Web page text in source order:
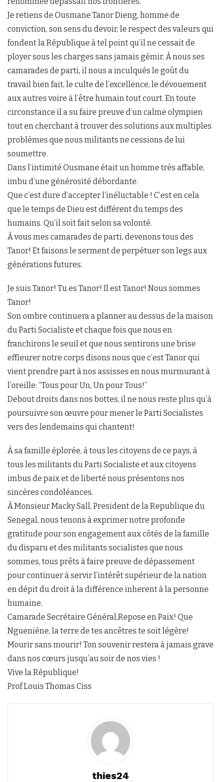
Je retiens de Ousmane Tanor Dieng, homme de
conviction, son sens du devoir, le respect des valeurs qui
fondent la République à tel point qu’il ne cessait de
ployer sous les charges sans jamais gémir. À nous ses
camarades de parti, il nous a inculqués le goût du
travail bien fait, le culte de l’excellence, le dévouement
aux autres voire à l’être humain tout court. En toute
circonstance il a su faire preuve d’un calme olympien
tout en cherchant à trouver des solutions aux multiples
problèmes que nous militants ne cessions de lui
soumettre.
Dans l’intimité Ousmane était un homme très affable,
imbu d’une générosité débordante.
Que c’est dure d’accepter l’inéluctable ! C’est en cela
que le temps de Dieu est différent du temps des
humains. Qu’il soit fait selon sa volonté.
À vous mes camarades de parti, devenons tous des
Tanor! Et faisons le serment de perpétuer son legs aux
générations futures.
Je suis Tanor! Tu es Tanor! Il est Tanor! Nous sommes
Tanor!
Son ombre continuera a planner au dessus de la maison
du Parti Socialiste et chaque fois que nous en
franchirons le seuil et que nous sentirons une brise
effleurer notre corps disons nous que c’est Tanor qui
vient prendre part à nos assisses en nous murmurant à
l’oreille: “Tous pour Un, Un pour Tous!”
Debout droits dans nos bottes, il ne nous reste plus qu’à
poursuivre son œuvre pour mener le Parti Socialistes
vers des lendemains qui chantent!
À sa famille éplorée, à tous les citoyens de ce pays, à
tous les militants du Parti Socialiste et aux citoyens
imbus de paix et de liberté nous présentons nos
sincères condoléances.
À Monsieur Macky Sall, President de la Republique du
Senegal, nous tenons à exprimer notre profonde
gratitude pour son engagement aux côtés de la famille
du disparu et des militants socialistes que nous
sommes, tous prêts à faire preuve de dépassement
pour continuer à servir l’intérêt supérieur de la nation
en dépit du droit à la différence inherent à la personne
humaine.
Camarade Secrétaire Général,Repose en Paix! Que
Ngueniéne, la terre de tes ancêtres te soit légère!
Mourir sans mourir! Ton souvenir restera à jamais grave
dans nos cœurs jusqu’au soir de nos vies !
Vive la République!
Prof Louis Thomas Ciss
thies24